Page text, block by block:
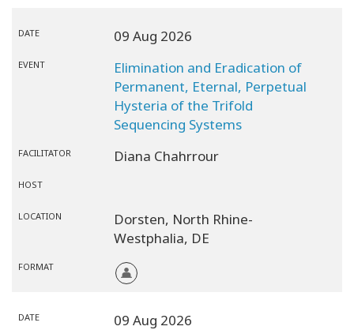
DATE 09 Aug 2026
EVENT
Elimination and Eradication of
Permanent, Eternal, Perpetual
Hysteria of the Trifold
Sequencing Systems
FACILITATOR Diana Chahrrour
HOST
LOCATION Dorsten, North Rhine-
Westphalia, DE
FORMAT
DATE 09 Aug 2026